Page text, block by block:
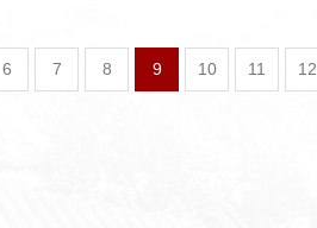
6 7 8 9 10 11 12